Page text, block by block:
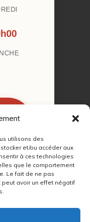
utilisons des
et/ou accéder aux
à ces technologies
que le comportement
Le fait de ne pas
avoir un effet négatif
Feu 77